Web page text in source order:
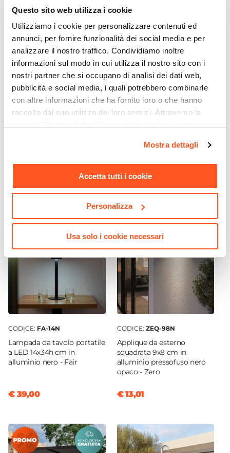
Questo sito web utilizza i cookie
Utilizziamo i cookie per personalizzare contenuti ed
annunci, per fornire funzionalità dei social media e per
analizzare il nostro traffico. Condividiamo inoltre
informazioni sul modo in cui utilizza il nostro sito con i
nostri partner che si occupano di analisi dei dati web,
pubblicità e social media, i quali potrebbero combinarle
con altre informazioni che ha fornito loro o che hanno
raccolto dal suo utilizzo dei loro servizi. Attraverso la
momento. Per maggiori informazioni si invita a leggere la
Mostra dettagli
Accetta tutti i cookie
Personalizza
Usa solo i cookie necessari
€ 141,00
Tavolo alto rotondo 70 cm
Florindo
€ 350,99
CODICE: FA-14N
Lampada da tavolo portatile
a LED 14x34h cm in
alluminio nero - Fair
€ 39,00
CODICE: ZEQ-98N
Applique da esterno
squadrata 9x8 cm in
alluminio pressofuso nero
opaco - Zero
€ 13,01